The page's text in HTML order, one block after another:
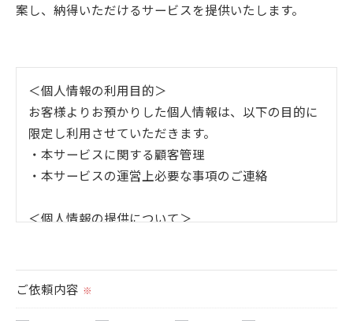
案し、納得いただけるサービスを提供いたします。
＜個人情報の利用目的＞
お客様よりお預かりした個人情報は、以下の目的に
限定し利用させていただきます。
・本サービスに関する顧客管理
・本サービスの運営上必要な事項のご連絡
＜個人情報の提供について＞
取得した個人情報を第三者に提供することはいたし
ご依頼内容 ※